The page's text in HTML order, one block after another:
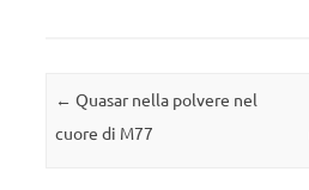
Navigazione articolo
← Quasar nella polvere nel
cuore di M77